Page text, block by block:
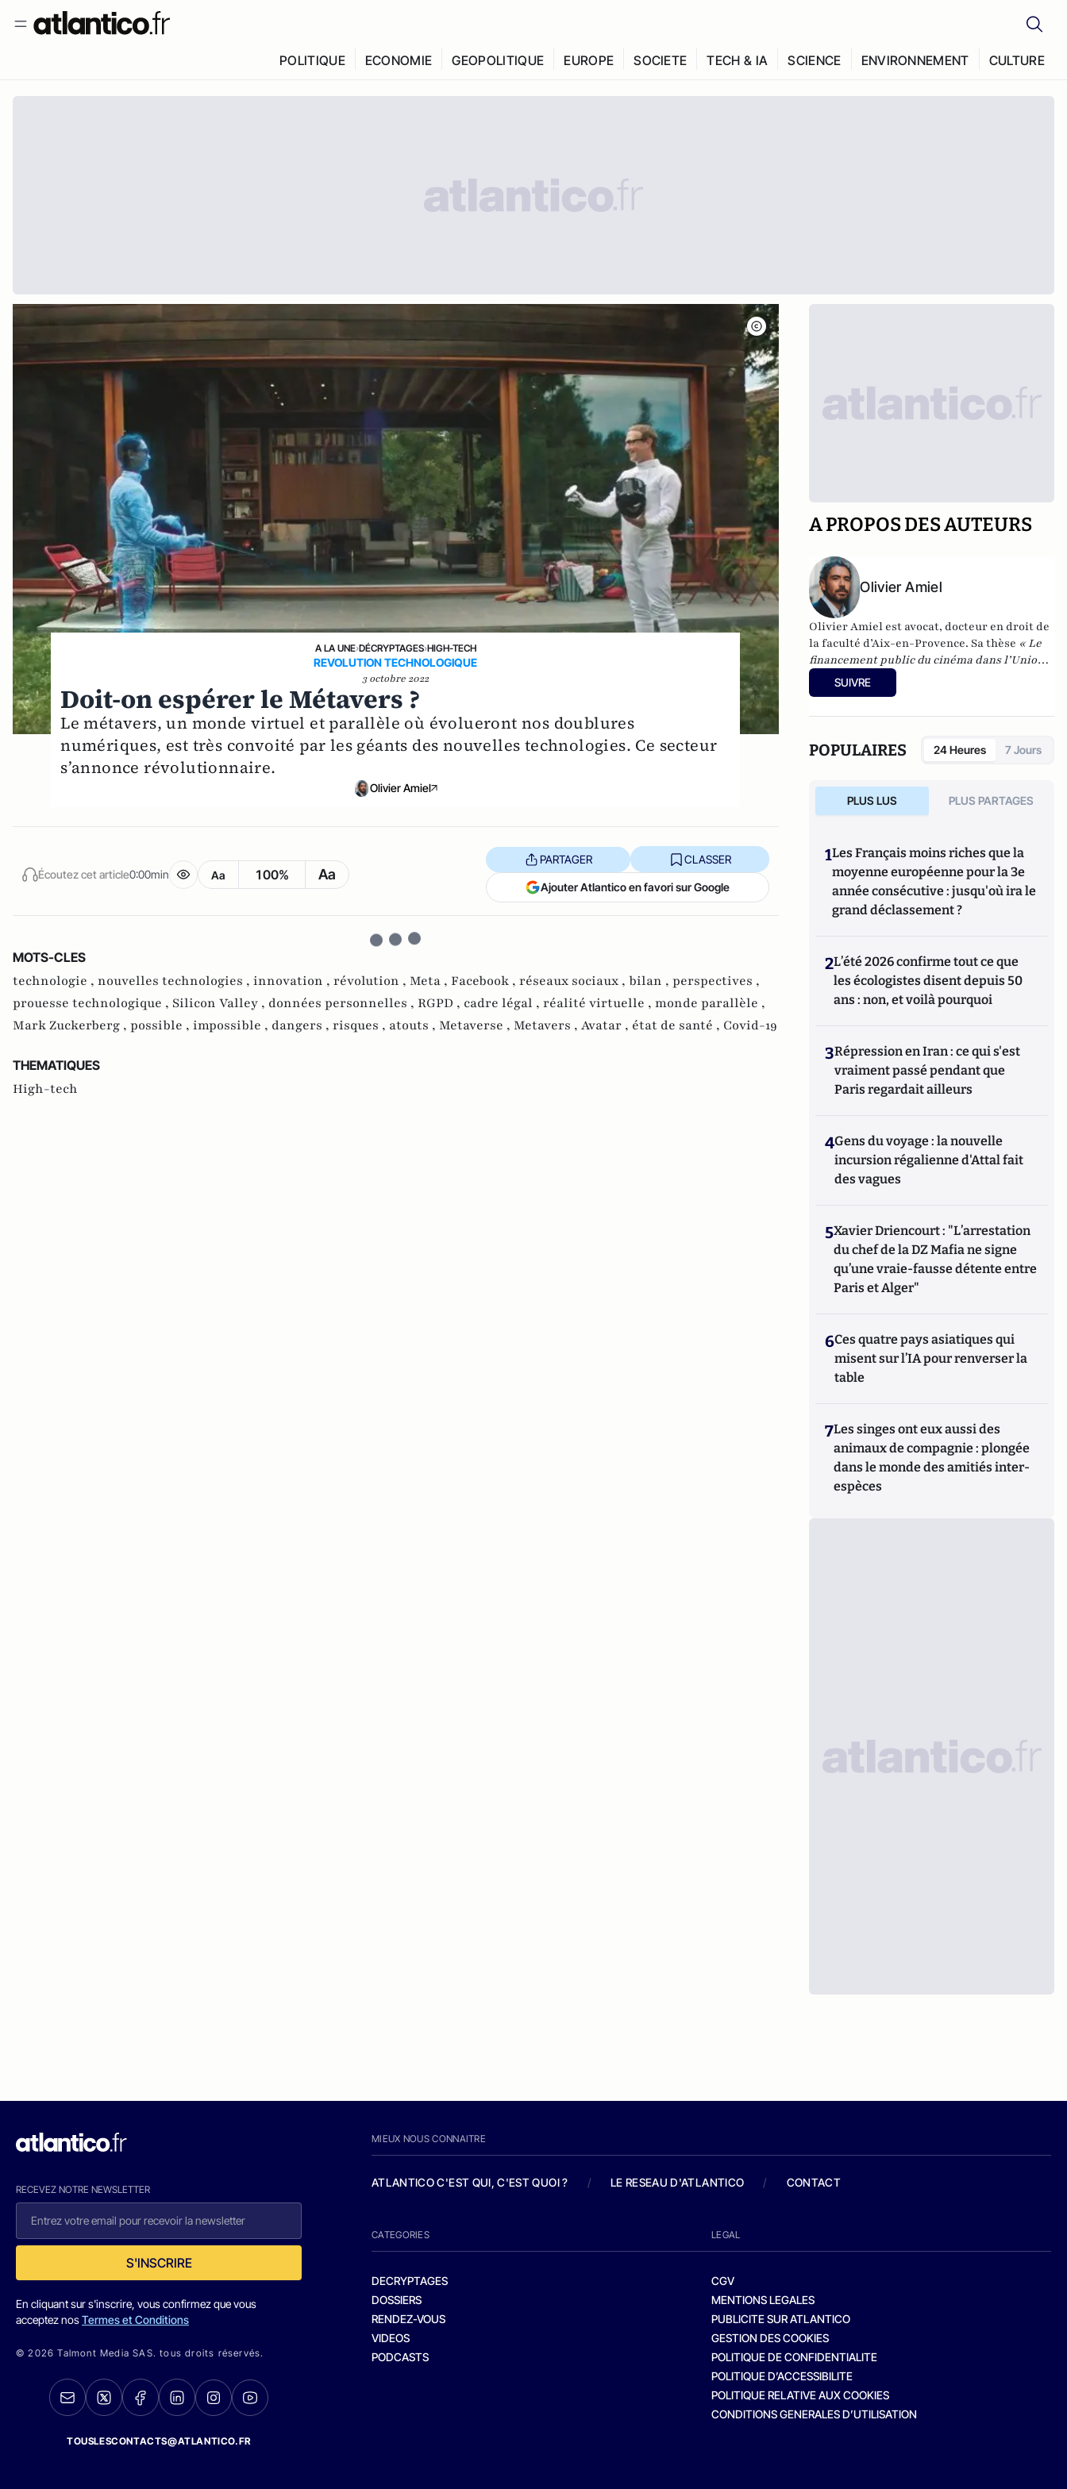
POLITIQUE ECONOMIE GEOPOLITIQUE EUROPE SOCIETE TECH & IA SCIENCE ENVIRONNEMENT CULTURE
A LA UNE›DÉCRYPTAGES›HIGH-TECH
REVOLUTION TECHNOLOGIQUE
3 octobre 2022
Doit-on espérer le Métavers ?
Le métavers, un monde virtuel et parallèle où évolueront nos doublures
numériques, est très convoité par les géants des nouvelles technologies. Ce secteur
s’annonce révolutionnaire.
Olivier Amiel
Écoutez cet article0:00min Aa 100% Aa
PARTAGER CLASSER
Ajouter Atlantico en favori sur Google
MOTS-CLES
technologie , nouvelles technologies , innovation , révolution , Meta , Facebook , réseaux sociaux , bilan , perspectives ,
prouesse technologique , Silicon Valley , données personnelles , RGPD , cadre légal , réalité virtuelle , monde parallèle ,
Mark Zuckerberg , possible , impossible , dangers , risques , atouts , Metaverse , Metavers , Avatar , état de santé , Covid-19
THEMATIQUES
High-tech
A PROPOS DES AUTEURS
Olivier Amiel
Olivier Amiel est avocat, docteur en droit de
la faculté d’Aix-en-Provence. Sa thèse «Le
financement public du cinéma dans l’Union
européenne
est publiée à la LGDJ
enseigné en France et à l’université
dans l’œuvre de Bret Easton Ellis
» et du
roman «Les petites souris
SUIVRE
POPULAIRES 24 Heures 7 Jours
PLUS LUS PLUS PARTAGES
1Les Français moins riches que la
moyenne européenne pour la 3e
année consécutive : jusqu'où ira le
grand déclassement ?
2L’été 2026 confirme tout ce que
les écologistes disent depuis 50
ans : non, et voilà pourquoi
3Répression en Iran : ce qui s'est
vraiment passé pendant que
Paris regardait ailleurs
4Gens du voyage : la nouvelle
incursion régalienne d'Attal fait
des vagues
5Xavier Driencourt : "L’arrestation
du chef de la DZ Mafia ne signe
qu’une vraie-fausse détente entre
Paris et Alger"
6Ces quatre pays asiatiques qui
misent sur l’IA pour renverser la
table
7Les singes ont eux aussi des
animaux de compagnie : plongée
dans le monde des amitiés inter-
espèces
RECEVEZ NOTRE NEWSLETTER
S'INSCRIRE
En cliquant sur s'inscrire, vous confirmez que vous
acceptez nosTermes et Conditions
© 2026 Talmont Media SAS. tous droits réservés.
TOUSLESCONTACTS@ATLANTICO.FR
MIEUX NOUS CONNAITRE
ATLANTICO C'EST QUI, C'EST QUOI ? / LE RESEAU D'ATLANTICO / CONTACT
CATEGORIES
DECRYPTAGES
DOSSIERS
RENDEZ-VOUS
VIDEOS
PODCASTS
LEGAL
CGV
MENTIONS LEGALES
PUBLICITE SUR ATLANTICO
GESTION DES COOKIES
POLITIQUE DE CONFIDENTIALITE
POLITIQUE D’ACCESSIBILITE
POLITIQUE RELATIVE AUX COOKIES
CONDITIONS GENERALES D’UTILISATION